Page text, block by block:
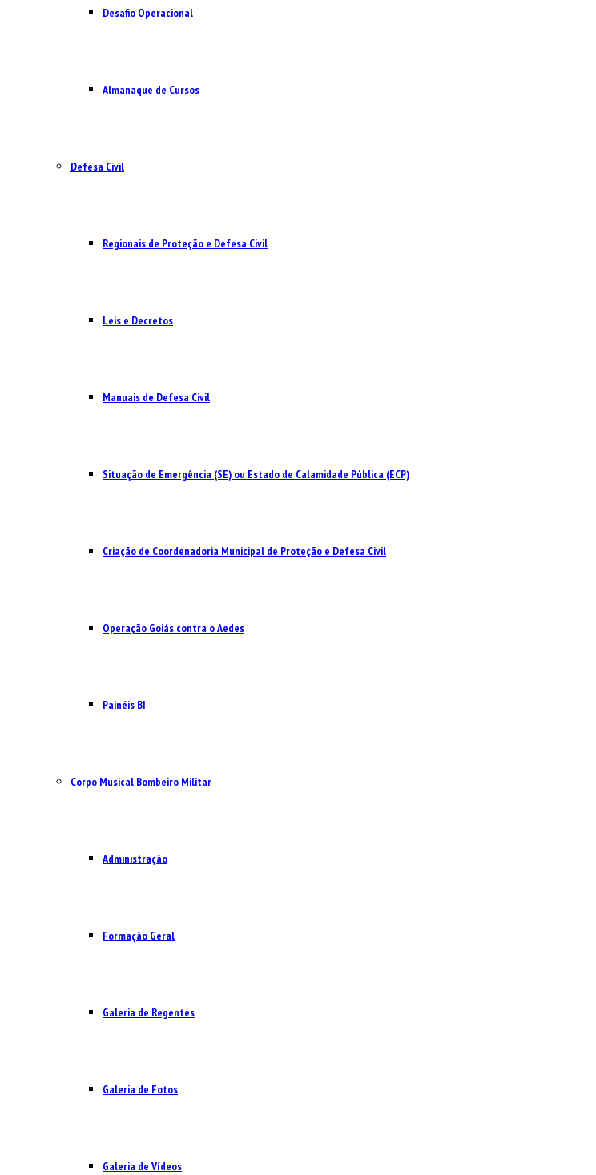
Desafio Operacional
Almanaque de Cursos
Defesa Civil
Regionais de Proteção e Defesa Civil
Leis e Decretos
Manuais de Defesa Civil
Situação de Emergência (SE) ou Estado de Calamidade Pública (ECP)
Criação de Coordenadoria Municipal de Proteção e Defesa Civil
Operação Goiás contra o Aedes
Painéis BI
Corpo Musical Bombeiro Militar
Administração
Formação Geral
Galeria de Regentes
Galeria de Fotos
Galeria de Vídeos